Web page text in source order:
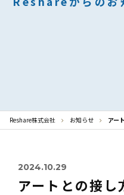
Reshare株式会社 お知らせ アー
2024.10.29
アートとの接し